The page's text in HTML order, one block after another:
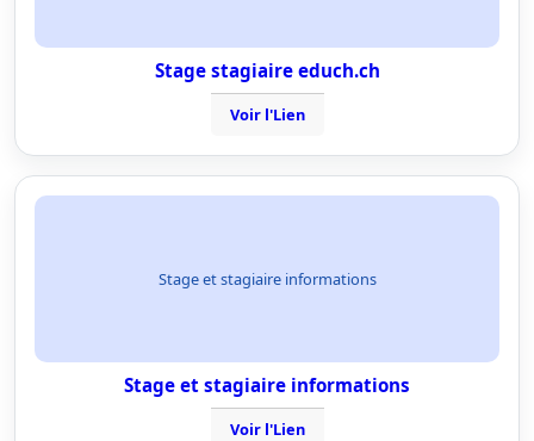
Stage stagiaire educh.ch
Voir l'Lien
Stage et stagiaire informations
Stage et stagiaire informations
Voir l'Lien